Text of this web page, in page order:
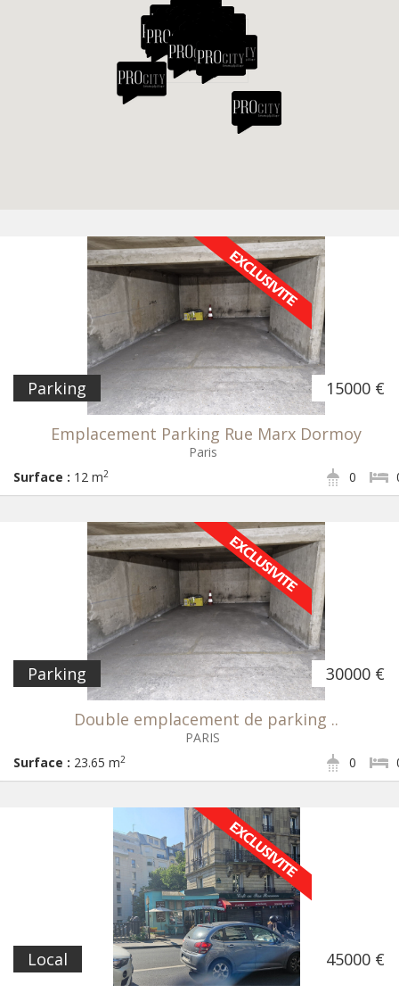
15000 €
Parking
Emplacement Parking Rue Marx Dormoy
Paris
Surface : 12 m2 0
30000 €
Parking
Double emplacement de parking ..
PARIS
Surface : 23.65 m2 0
45000 €
Local